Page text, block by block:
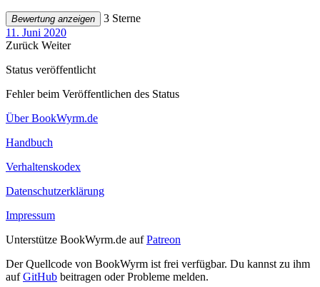
Bewertung anzeigen
3 Sterne
11. Juni 2020
Zurück Weiter
Status veröffentlicht
Fehler beim Veröffentlichen des Status
Über BookWyrm.de
Handbuch
Verhaltenskodex
Datenschutzerklärung
Impressum
Unterstütze BookWyrm.de aufPatreon
Der Quellcode von BookWyrm ist frei verfügbar. Du kannst zu ihm
aufGitHub beitragen oder Probleme melden.